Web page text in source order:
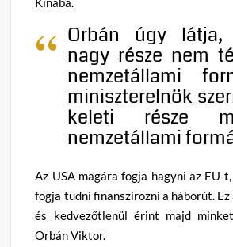
Orbán úgy
nagy része nem
nemzetállami
miniszterelnök
keleti része
nemzetállami
Az USA magára fogja hagyni az EU-
fogja tudni finanszírozni a háborút. Ez
és kedvezőtlenül érint majd
Orbán Viktor.